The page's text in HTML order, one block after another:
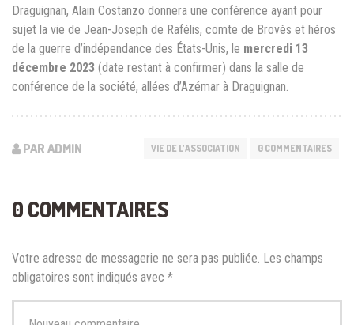
Draguignan, Alain Costanzo donnera une conférence ayant pour
sujet la vie de Jean-Joseph de Rafélis, comte de Brovès et héros
de la guerre d’indépendance des États-Unis, le mercredi 13
décembre 2023 (date restant à confirmer) dans la salle de
conférence de la société, allées d’Azémar à Draguignan.
PAR ADMIN VIE DE L'ASSOCIATION 0 COMMENTAIRES
0 COMMENTAIRES
Votre adresse de messagerie ne sera pas publiée. Les champs
obligatoires sont indiqués avec *